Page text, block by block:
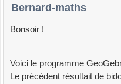
Bernard-maths
Bonsoir !
Voici le programme
Le précédent résultait de